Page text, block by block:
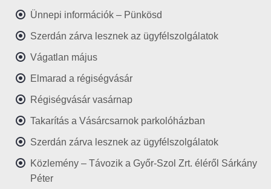
Ünnepi információk – Pünkösd
Szerdán zárva lesznek az ügyfélszolgálatok
Vágatlan május
Elmarad a régiségvásár
Régiségvásár vasárnap
Takarítás a Vásárcsarnok parkolóházban
Szerdán zárva lesznek az ügyfélszolgálatok
Közlemény – Távozik a Győr-Szol Zrt. éléről Sárkány
Péter